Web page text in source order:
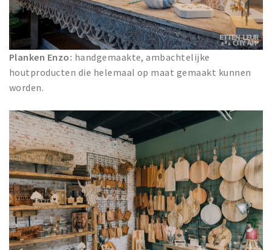
Planken Enzo: handgemaakte, ambachtelijke
houtproducten die helemaal op maat gemaakt kunnen
worden.